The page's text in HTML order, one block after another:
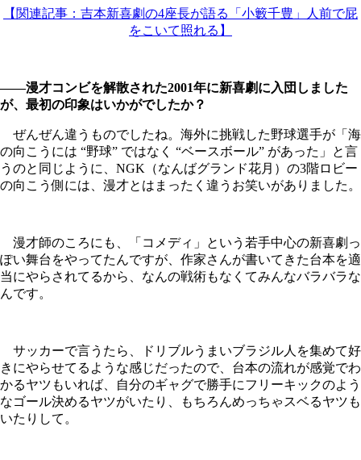
【関連記事：吉本新喜劇の4座長が語る「小籔千豊」人前で屁
をこいて照れる】
――漫才コンビを解散された2001年に新喜劇に入団しました
が、最初の印象はいかがでしたか？
ぜんぜん違うものでしたね。海外に挑戦した野球選手が「海
の向こうには “野球” ではなく “ベースボール” があった」と言
うのと同じように、NGK（なんばグランド花月）の3階ロビー
の向こう側には、漫才とはまったく違うお笑いがありました。
漫才師のころにも、「コメディ」という若手中心の新喜劇っ
ぽい舞台をやってたんですが、作家さんが書いてきた台本を適
当にやらされてるから、なんの戦術もなくてみんなバラバラな
んです。
サッカーで言うたら、ドリブルうまいブラジル人を集めて好
きにやらせてるような感じだったので、台本の流れが感覚でわ
かるヤツもいれば、自分のギャグで勝手にフリーキックのよう
なゴール決めるヤツがいたり、もちろんめっちゃスベるヤツも
いたりして。